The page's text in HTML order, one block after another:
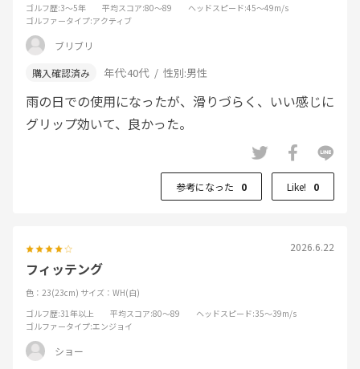
ゴルフ歴:3～5年 平均スコア:80～89 ヘッドスピード:45～49m/s
ゴルファータイプ:アクティブ
ブリブリ
年代:40代 性別:男性
雨の日での使用になったが、滑りづらく、いい感じに
グリップ効いて、良かった。
参考になった 0 Like! 0
2026.6.22
フィッテング
色：23(23cm) サイズ：WH(白)
ゴルフ歴:31年以上 平均スコア:80～89 ヘッドスピード:35～39m/s
ゴルファータイプ:エンジョイ
ショー